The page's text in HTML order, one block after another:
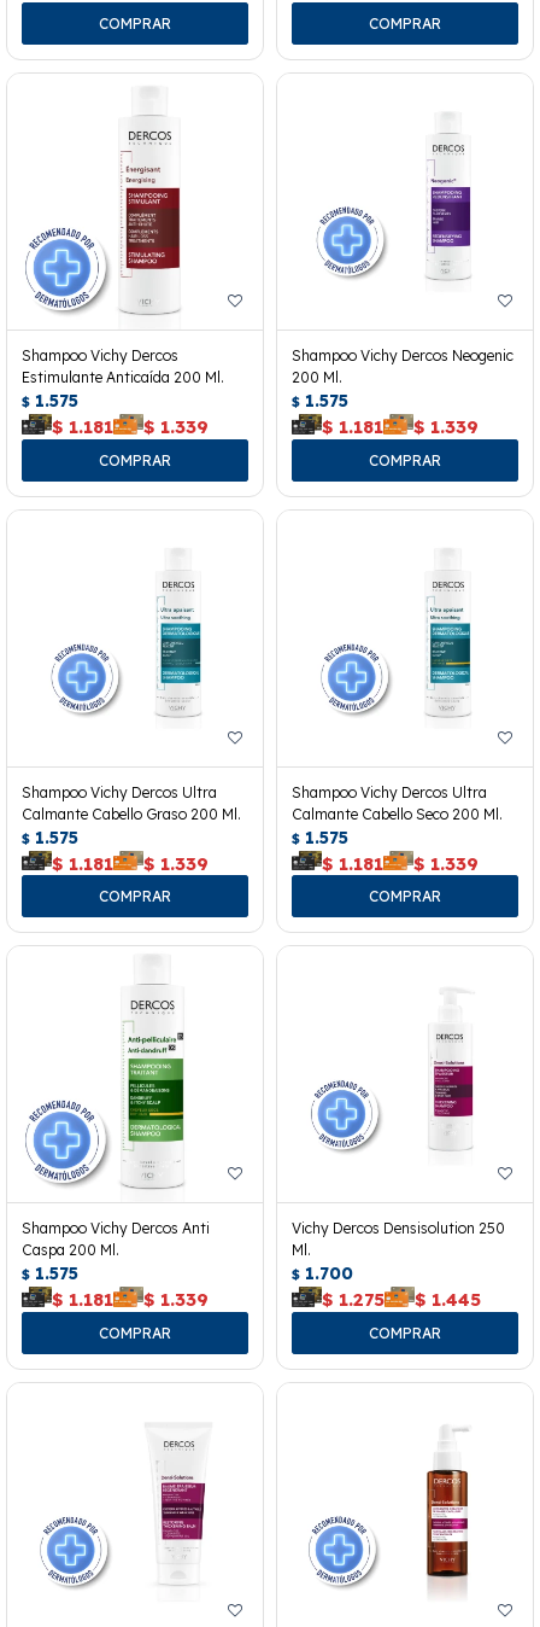
Shampoo Vichy Dercos
Estimulante Anticaída 200 Ml.
$ 1.575
$ 1.181 $ 1.339
Shampoo Vichy Dercos Neogenic
200 Ml.
$ 1.575
$ 1.181 $ 1.339
Shampoo Vichy Dercos Ultra
Calmante Cabello Graso 200 Ml.
$ 1.575
$ 1.181 $ 1.339
Shampoo Vichy Dercos Ultra
Calmante Cabello Seco 200 Ml.
$ 1.575
$ 1.181 $ 1.339
Shampoo Vichy Dercos Anti
Caspa 200 Ml.
$ 1.575
$ 1.181 $ 1.339
Vichy Dercos Densisolution 250
Ml.
$ 1.700
$ 1.275 $ 1.445